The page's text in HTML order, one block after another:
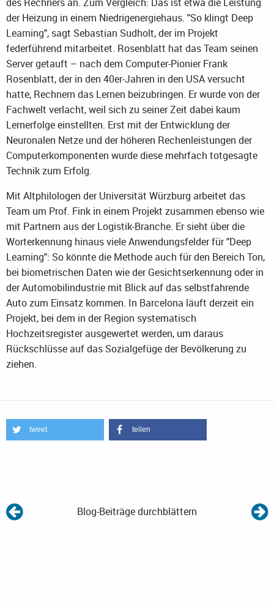
des Rechners an. Zum Vergleich: Das ist etwa die Leistung
der Heizung in einem Niedrigenergiehaus. "So klingt Deep
Learning", sagt Sebastian Sudholt, der im Projekt
federführend mitarbeitet. Rosenblatt hat das Team seinen
Server getauft – nach dem Computer-Pionier Frank
Rosenblatt, der in den 40er-Jahren in den USA versucht
hatte, Rechnern das Lernen beizubringen. Er wurde von der
Fachwelt verlacht, weil sich zu seiner Zeit dabei kaum
Lernerfolge einstellten. Erst mit der Entwicklung der
Neuronalen Netze und der höheren Rechenleistungen der
Computerkomponenten wurde diese mehrfach totgesagte
Technik zum Erfolg.
Mit Altphilologen der Universität Würzburg arbeitet das
Team um Prof. Fink in einem Projekt zusammen ebenso wie
mit Partnern aus der Logistik-Branche. Er sieht über die
Worterkennung hinaus viele Anwendungsfelder für "Deep
Learning": So könnte die Methode auch für den Bereich Ton,
bei biometrischen Daten wie der Gesichtserkennung oder in
der Automobilindustrie mit Blick auf das selbstfahrende
Auto zum Einsatz kommen. In Barcelona läuft derzeit ein
Projekt, bei dem in der Region systematisch
Hochzeitsregister ausgewertet werden, um daraus
Rückschlüsse auf das Sozialgefüge der Bevölkerung zu
ziehen.
tweet teilen
Blog-Beiträge durchblättern